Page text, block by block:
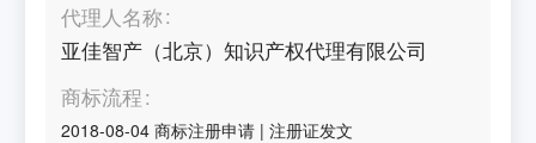
代理人名称
亚佳智产（北京）知识产权代理有限公司
商标流程
2018-08-04 商标注册申请 |注册证发文